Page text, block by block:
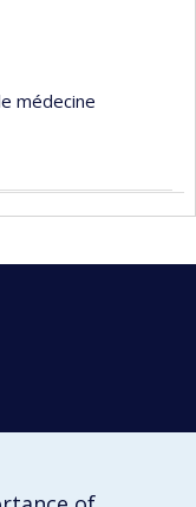
médecine